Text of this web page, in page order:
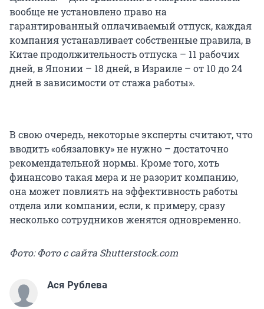
вообще не установлено право на
гарантированный оплачиваемый отпуск, каждая
компания устанавливает собственные правила, в
Китае продолжительность отпуска – 11 рабочих
дней, в Японии – 18 дней, в Израиле – от 10 до 24
дней в зависимости от стажа работы».
В свою очередь, некоторые эксперты считают, что
вводить «обязаловку» не нужно – достаточно
рекомендательной нормы. Кроме того, хоть
финансово такая мера и не разорит компанию,
она может повлиять на эффективность работы
отдела или компании, если, к примеру, сразу
несколько сотрудников женятся одновременно.
Фото: Фото с сайта Shutterstock.com
Ася Рублева